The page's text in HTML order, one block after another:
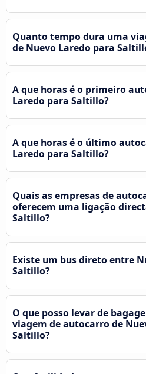
Quanto tempo dura uma
de Nuevo Laredo para
A que horas é o primeiro
Laredo para Saltillo?
A que horas é o último
Laredo para Saltillo?
Quais as empresas de
oferecem uma ligação
Saltillo?
Existe um bus direto entre
Saltillo?
O que posso levar de
viagem de autocarro de
Saltillo?